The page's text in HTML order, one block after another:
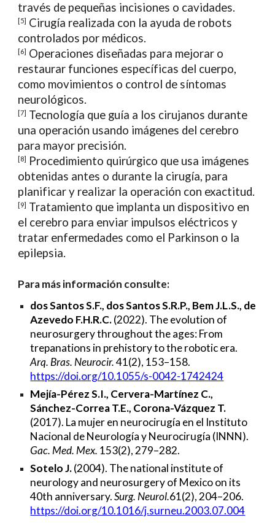
través de pequeñas incisiones o cavidades.
[5] Cirugía realizada con la ayuda de robots
controlados por médicos.
[6] Operaciones diseñadas para mejorar o
restaurar funciones específicas del cuerpo,
como movimientos o control de síntomas
neurológicos.
[7] Tecnología que guía a los cirujanos durante
una operación usando imágenes del cerebro
para mayor precisión.
[8]
Procedimiento quirúrgico que usa imágenes
obtenidas antes o durante la cirugía, para
planificar y realizar la operación con exactitud.
[9] Tratamiento que implanta un dispositivo en
el cerebro para enviar impulsos eléctricos y
tratar enfermedades como el Parkinson o la
epilepsia.
Para más información consulte:
dos Santos S.F., dos Santos S.R.P., Bem J.L.S., de
Azevedo F.H.R.C.(2022). The evolution of
neurosurgery throughout the ages: From
trepanations in prehistory to the robotic era.
Arq. Bras. Neurocir.41(2), 153–158.
https://doi.org/10.1055/s-0042-1742424
Mejía-Pérez S.I., Cervera-Martínez C.,
Sánchez-Correa T.E., Corona-Vázquez T.
(2017). La mujer en neurocirugía en el Instituto
Nacional de Neurología y Neurocirugía (INNN).
Gac. Med. Mex. 153(2), 279–282.
Sotelo J.(2004). The national institute of
neurology and neurosurgery of Mexico on its
40th anniversary.Surg. Neurol.61(2), 204–206.
https://doi.org/10.1016/j.surneu.2003.07.004